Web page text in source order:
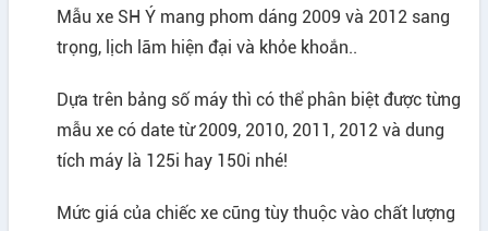
Mẫu xe SH Ý mang phom dáng 2009 và 2012 sang
trọng, lịch lãm hiện đại và khỏe khoắn..
Dựa trên bảng số máy thì có thể phân biệt được từng
mẫu xe có date từ 2009, 2010, 2011, 2012 và dung
tích máy là 125i hay 150i nhé!
Mức giá của chiếc xe cũng tùy thuộc vào chất lượng